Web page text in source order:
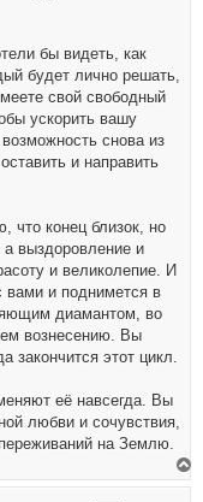
бы видеть, как
будет лично решать,
свой свободный
ускорить вашу
снова из
и направить
что конец близок, но
а выздоровление и
и великолепие. И
вами и поднимется в
диамантом, во
вознесению. Вы
закончится этот цикл.
её навсегда. Вы
любви и сочувствия,
на Землю.